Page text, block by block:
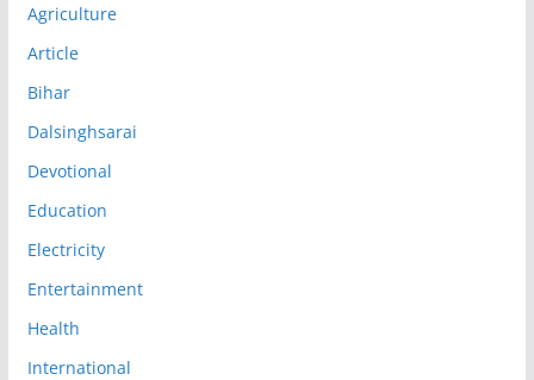
Agriculture
Article
Bihar
Dalsinghsarai
Devotional
Education
Electricity
Entertainment
Health
International